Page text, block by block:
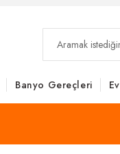
Banyo Gereçleri